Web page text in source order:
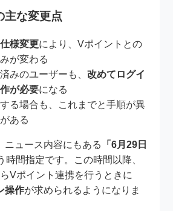
主な変更点
様変更により、Vポイントとの
が変わる
みのユーザーも、改めてログイ
が必要になる
る場合も、これまでと手順が異
ある
ニュース内容にもある
「6月29日
時間指定です。この時間以降、
Vポイント連携を行うときに
操作が求められるようになりま